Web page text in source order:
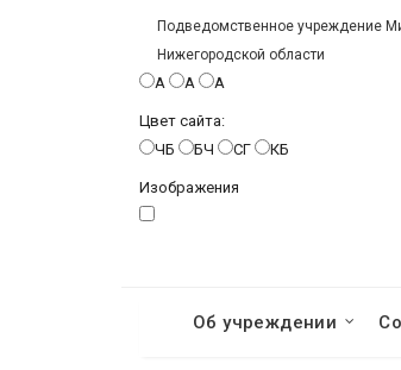
Подведомственное учреждение
Нижегородской области
A
A A
Цвет сайта:
ЧБ
БЧ СГ КБ
Изображения
Об учреждении